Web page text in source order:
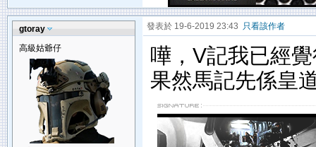
gtoray
高級姑爺仔
發表於 19-6-2019 23:43 只看該作者
嘩，V記我已經
果然馬記先係皇